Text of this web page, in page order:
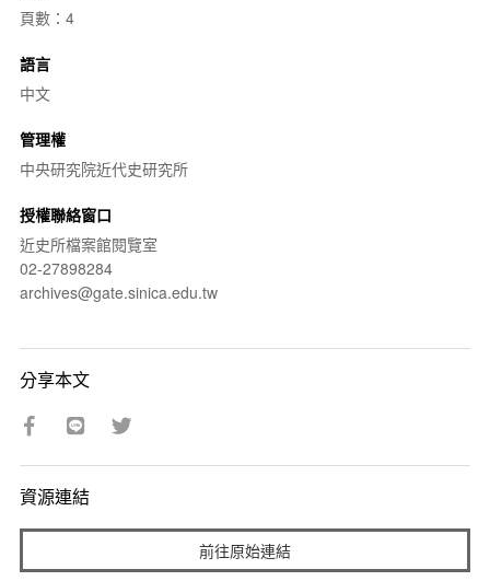
頁數：4
語言
中文
管理權
中央研究院近代史研究所
授權聯絡窗口
近史所檔案館閱覽室
02-27898284
archives@gate.sinica.edu.tw
分享本文
資源連結
前往原始連結